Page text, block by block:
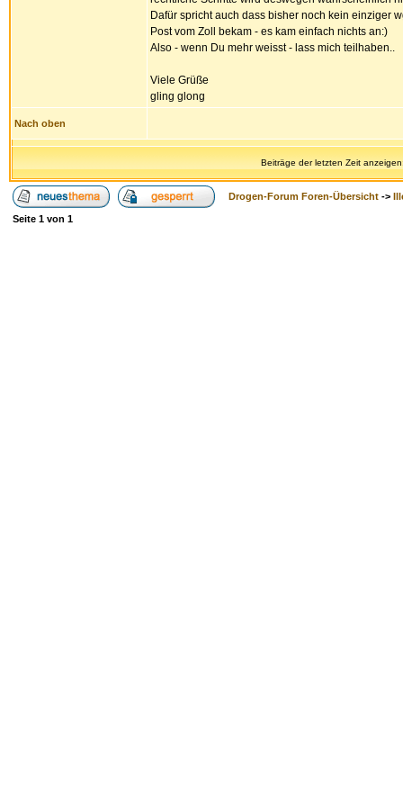
Dafür spricht auch dass bisher noch kein einziger
Post vom Zoll bekam - es kam einfach nichts an:)
Also - wenn Du mehr weisst - lass mich teilhaben..
Viele Grüße
gling glong
Nach oben
Beiträge der letzten Zeit
Drogen-Forum Foren-Übersicht ->
Seite 1 von 1